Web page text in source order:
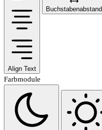
Align Text
Buchstabenabstand
Farbmodule